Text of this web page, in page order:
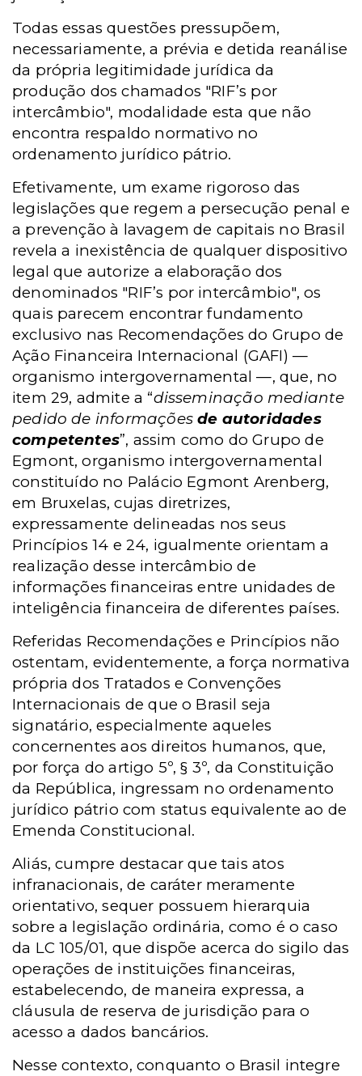
Todas essas questões pressupõem,
necessariamente, a prévia e detida reanálise
da própria legitimidade jurídica da
produção dos chamados "RIF’s por
intercâmbio", modalidade esta que não
encontra respaldo normativo no
ordenamento jurídico pátrio.
Efetivamente, um exame rigoroso das
legislações que regem a persecução penal e
a prevenção à lavagem de capitais no Brasil
revela a inexistência de qualquer dispositivo
legal que autorize a elaboração dos
denominados "RIF’s por intercâmbio", os
quais parecem encontrar fundamento
exclusivo nas Recomendações do Grupo de
Ação Financeira Internacional (GAFI) —
organismo intergovernamental —, que, no
item 29, admite a “disseminação mediante
pedido de informaçõesde autoridades
competentes”, assim como do Grupo de
Egmont, organismo intergovernamental
constituído no Palácio Egmont Arenberg,
em Bruxelas, cujas diretrizes,
expressamente delineadas nos seus
Princípios 14 e 24, igualmente orientam a
realização desse intercâmbio de
informações financeiras entre unidades de
inteligência financeira de diferentes países.
Referidas Recomendações e Princípios não
ostentam, evidentemente, a força normativa
própria dos Tratados e Convenções
Internacionais de que o Brasil seja
signatário, especialmente aqueles
concernentes aos direitos humanos, que,
por força do artigo 5º, § 3º, da Constituição
da República, ingressam no ordenamento
jurídico pátrio com status equivalente ao de
Emenda Constitucional.
Aliás, cumpre destacar que tais atos
infranacionais, de caráter meramente
orientativo, sequer possuem hierarquia
sobre a legislação ordinária, como é o caso
da LC 105/01, que dispõe acerca do sigilo das
operações de instituições financeiras,
estabelecendo, de maneira expressa, a
cláusula de reserva de jurisdição para o
acesso a dados bancários.
Nesse contexto, conquanto o Brasil integre